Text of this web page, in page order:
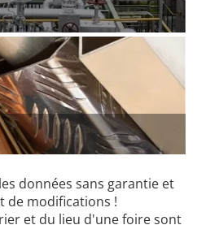
données sans garantie et
de modifications !
et du lieu d'une foire sont